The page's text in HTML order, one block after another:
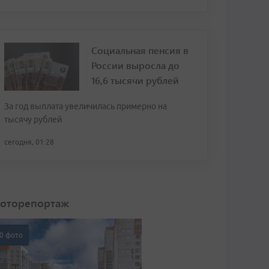
Социальная пенсия в
России выросла до
16,6 тысячи рублей
За год выплата увеличилась примерно на
тысячу рублей
сегодня, 01:28
фото